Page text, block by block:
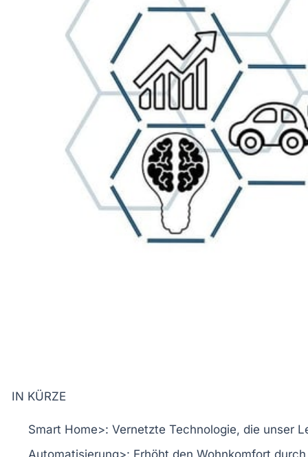
IN KÜRZE
Smart Home>: Vernetzte Technologie, die unser
Automatisierung>: Erhöht den Wohnkomfort